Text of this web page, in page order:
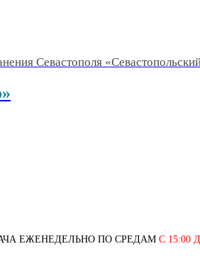
Севастополя
ЕЖЕНЕДЕЛЬНО ПО СРЕДАМ С 15:00